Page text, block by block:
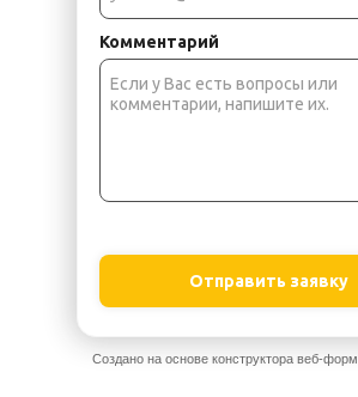
Комментарий
Отправить заявку
Создано на основе конструктора веб-форм